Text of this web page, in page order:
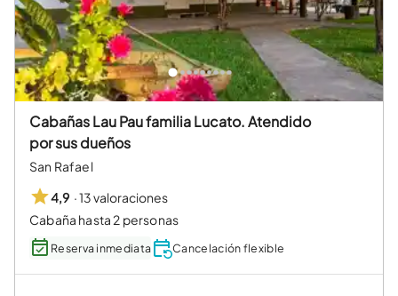
Cabañas Lau Pau familia Lucato. Atendido
por sus dueños
San Rafael
4,9 ·13 valoraciones
Cabaña hasta 2 personas
Reserva inmediata Cancelación flexible